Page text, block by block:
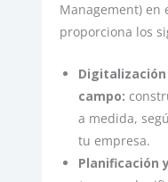
Management) en
proporciona los
campo:
a medida,
tu empresa.
Planificación